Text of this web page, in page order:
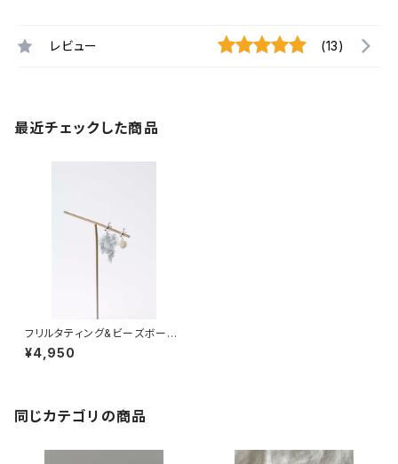
レビュー (13)
最近チェックした商品
フリルタティング&ビーズボール
(シルバー)
¥4,950
同じカテゴリの商品